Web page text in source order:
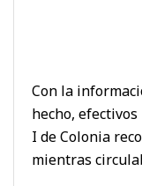
Con la
hecho,
I de Colonia
mientras